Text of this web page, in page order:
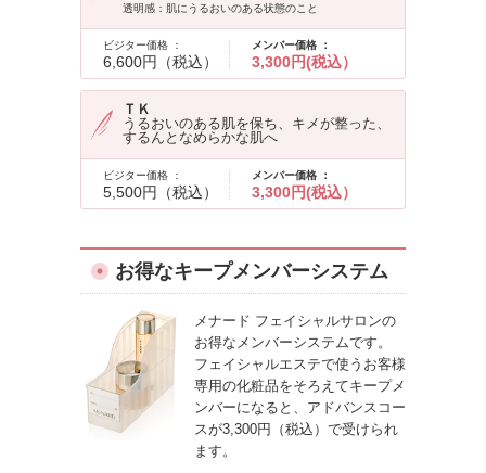
透明感：肌にうるおいのある状態のこと
ビジター価格 ：
6,600円（税込）
メンバー価格 ：
3,300円(税込）
ＴＫ
うるおいのある肌を保ち、キメが整った、
するんとなめらかな肌へ
ビジター価格 ：
5,500円（税込）
メンバー価格 ：
3,300円(税込）
お得なキープメンバーシステム
メナード フェイシャルサロンの
お得なメンバーシステムです。
フェイシャルエステで使うお客様
専用の化粧品をそろえてキープメ
ンバーになると、アドバンスコー
スが3,300円（税込）で受けられ
ます。